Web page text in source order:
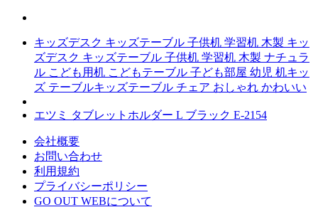
キッズデスク キッズテーブル 子供机 学習机 木製 キッ
ズデスク キッズテーブル 子供机 学習机 木製 ナチュラ
ル こども用机 こどもテーブル 子ども部屋 幼児 机キッ
ズ テーブルキッズテーブル チェア おしゃれ かわいい
エツミ タブレットホルダー L ブラック E-2154
会社概要
お問い合わせ
利用規約
プライバシーポリシー
GO OUT WEBについて